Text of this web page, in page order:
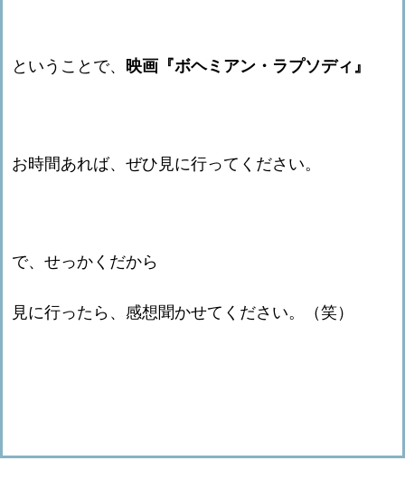
ということで、 映画『ボヘミアン・ラプソディ』
お時間あれば、ぜひ見に行ってください。
で、せっかくだから
見に行ったら、感想聞かせてください。（笑）